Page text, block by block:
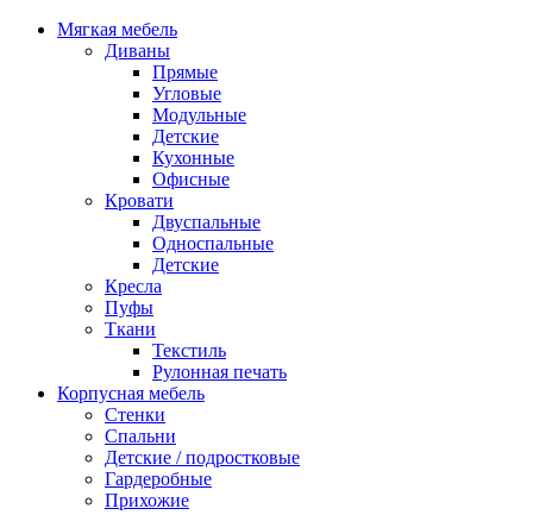
Мягкая мебель
Диваны
Прямые
Угловые
Модульные
Детские
Кухонные
Офисные
Кровати
Двуспальные
Односпальные
Детские
Кресла
Пуфы
Ткани
Текстиль
Рулонная печать
Корпусная мебель
Стенки
Спальни
Детские / подростковые
Гардеробные
Прихожие